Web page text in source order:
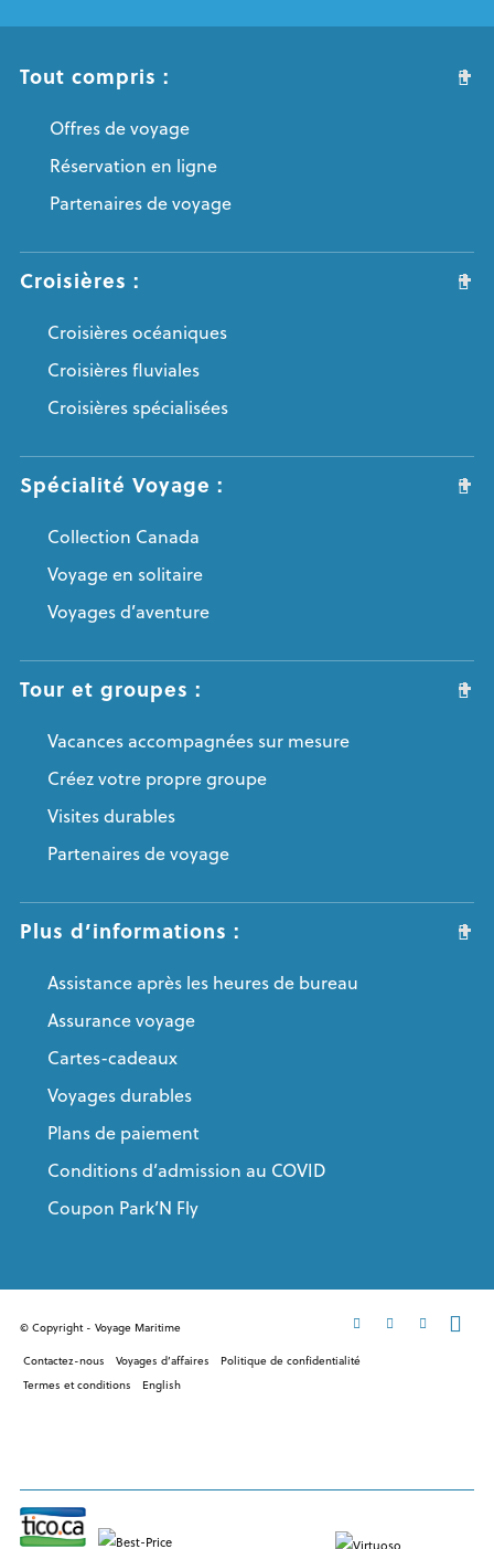
Tout compris :
Offres de voyage
Réservation en ligne
Partenaires de voyage
Croisières :
Croisières océaniques
Croisières fluviales
Croisières spécialisées
Spécialité Voyage :
Collection Canada
Voyage en solitaire
Voyages d’aventure
Tour et groupes :
Vacances accompagnées sur mesure
Créez votre propre groupe
Visites durables
Partenaires de voyage
Plus d’informations :
Assistance après les heures de bureau
Assurance voyage
Cartes-cadeaux
Voyages durables
Plans de paiement
Conditions d’admission au COVID
Coupon Park’N Fly
© Copyright - Voyage Maritime
Contactez-nous Voyages d’affaires
Politique de confidentialité
Termes et conditions
English